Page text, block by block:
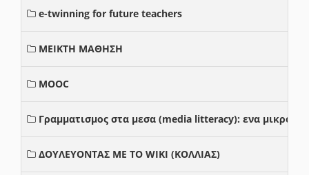
e-twinning for future teachers
ΜΕΙΚΤΗ ΜΑΘΗΣΗ
MOOC
Γραμματισμος στα μεσα (media litteracy): ενα μικρο
ΔΟΥΛΕΥΟΝΤΑΣ ΜΕ ΤΟ WIKI (ΚΟΛΛΙΑΣ)